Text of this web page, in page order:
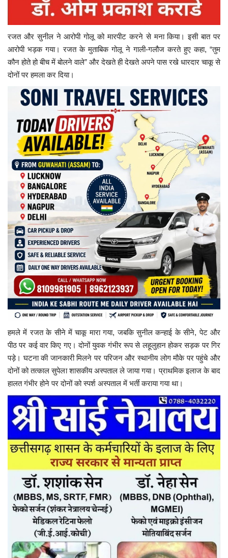
रजत और सुनील ने आरोपी गोलू को मारपीट करने से मना किया। इसी बात पर
आरोपी भड़क गया। रजत के मुताबिक गोलू ने गाली-गलौज करते हुए कहा, “तुम
कौन होते हो बीच में बोलने वाले” और देखते ही देखते अपने पास रखे धारदार चाकू से
दोनों पर हमला कर दिया।
हमले में रजत के सीने में चाकू मारा गया, जबकि सुनील कन्हाई के सीने, पेट और
पीठ पर कई वार किए गए। दोनों युवक गंभीर रूप से लहूलुहान होकर सड़क पर गिर
पड़े। घटना की जानकारी मिलने पर परिजन और स्थानीय लोग मौके पर पहुंचे और
दोनों को तत्काल सुपेला शासकीय अस्पताल ले जाया गया। प्राथमिक इलाज के बाद
हालत गंभीर होने पर दोनों को स्पर्श अस्पताल में भर्ती कराया गया था।